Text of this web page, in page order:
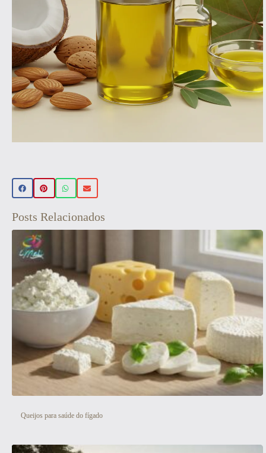
🌿 Realce sua beleza de forma natural!
veganos 💚 Use o cupom PRIMEIRA15 e
ganhe 15% OFF na sua primeira compra!
Veja aqui
Posts Relacionados
Queijos para saúde do fígado